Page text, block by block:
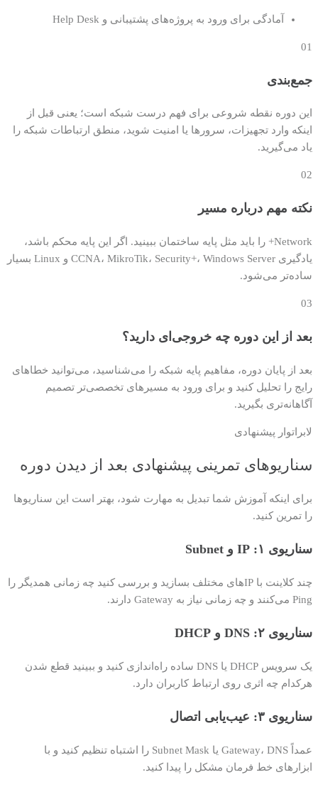
آمادگی برای ورود به پروژه‌های پشتیبانی و Help Desk
01
جمع‌بندی
این دوره نقطه شروعی برای فهم درست شبکه است؛ یعنی قبل از
اینکه وارد تجهیزات، سرورها یا امنیت شوید، منطق ارتباطات شبکه را
یاد می‌گیرید.
02
نکته مهم درباره مسیر
Network+ را باید مثل پایه ساختمان ببینید. اگر این پایه محکم باشد،
یادگیری CCNA، MikroTik، Security+، Windows Server و Linux بسیار
ساده‌تر می‌شود.
03
بعد از این دوره چه خروجی‌ای دارید؟
بعد از پایان دوره، مفاهیم پایه شبکه را می‌شناسید، می‌توانید خطاهای
رایج را تحلیل کنید و برای ورود به مسیرهای تخصصی‌تر تصمیم
آگاهانه‌تری بگیرید.
لابراتوار پیشنهادی
سناریوهای تمرینی پیشنهادی بعد از دیدن دوره
برای اینکه آموزش شما تبدیل به مهارت شود، بهتر است این سناریوها
را تمرین کنید.
سناریوی ۱: IP و Subnet
چند کلاینت با IPهای مختلف بسازید و بررسی کنید چه زمانی همدیگر را
Ping می‌کنند و چه زمانی نیاز به Gateway دارند.
سناریوی ۲: DNS و DHCP
یک سرویس DHCP یا DNS ساده راه‌اندازی کنید و ببینید قطع شدن
هرکدام چه اثری روی ارتباط کاربران دارد.
سناریوی ۳: عیب‌یابی اتصال
عمداً Gateway، DNS یا Subnet Mask را اشتباه تنظیم کنید و با
ابزارهای خط فرمان مشکل را پیدا کنید.